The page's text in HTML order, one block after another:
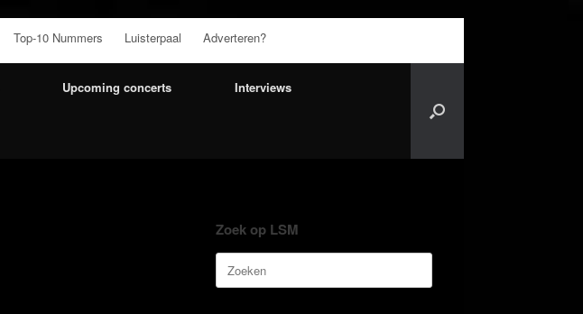
Top-10 Nummers Luisterpaal Adverteren?
Upcoming concerts Interviews
Zoek op LSM
Zoeken
naar: